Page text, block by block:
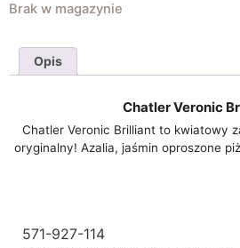
Brak w magazynie
Opis
Chatler Veronic
Chatler Veronic Brilliant to kwiatowy
oryginalny! Azalia, jaśmin oproszone
571-927-114